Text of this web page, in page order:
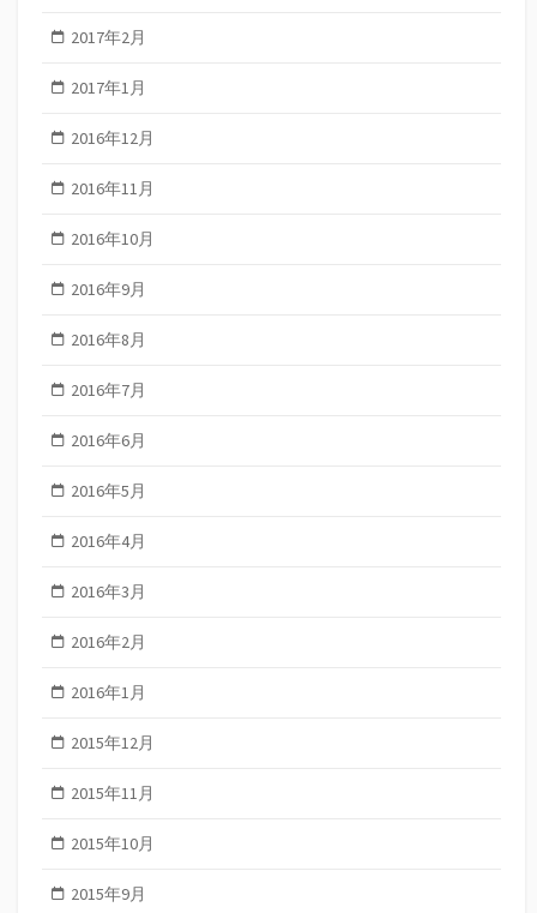
2017年2月
2017年1月
2016年12月
2016年11月
2016年10月
2016年9月
2016年8月
2016年7月
2016年6月
2016年5月
2016年4月
2016年3月
2016年2月
2016年1月
2015年12月
2015年11月
2015年10月
2015年9月